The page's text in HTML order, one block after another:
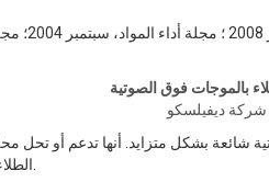
بالموجات فوق الصوتية
شركة ديفيلسكو
شائعة بشكل متزايد. أنها تدعم أو تحل